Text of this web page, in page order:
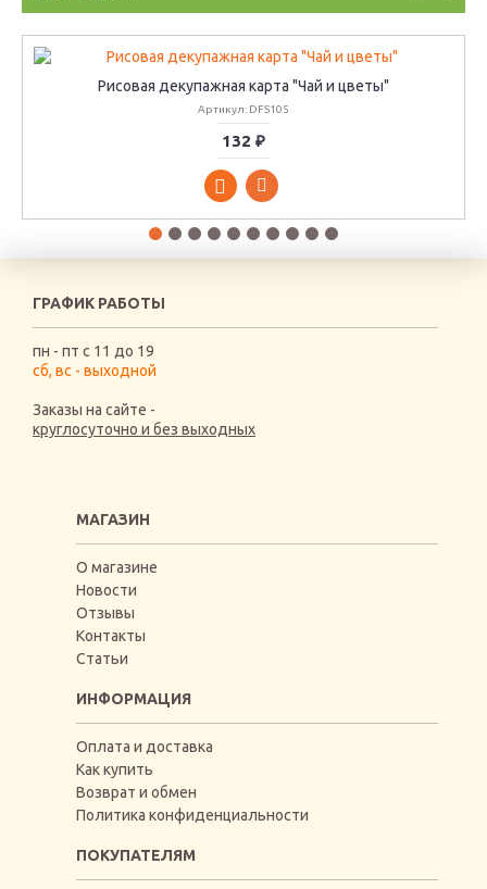
Рисовая декупажная карта "Чай и цветы"
Артикул: DFS105
132 ₽
ГРАФИК РАБОТЫ
пн - пт с 11 до 19
сб, вс - выходной
Заказы на сайте -
круглосуточно и без выходных
МАГАЗИН
О магазине
Новости
Отзывы
Контакты
Статьи
ИНФОРМАЦИЯ
Оплата и доставка
Как купить
Возврат и обмен
Политика конфиденциальности
ПОКУПАТЕЛЯМ